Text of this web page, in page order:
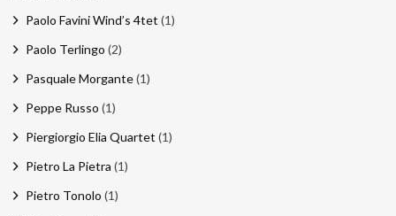
Paolo Favini Wind’s 4tet (1)
Paolo Terlingo (2)
Pasquale Morgante(1)
Peppe Russo (1)
Piergiorgio Elia Quartet (1)
Pietro La Pietra (1)
Pietro Tonolo (1)